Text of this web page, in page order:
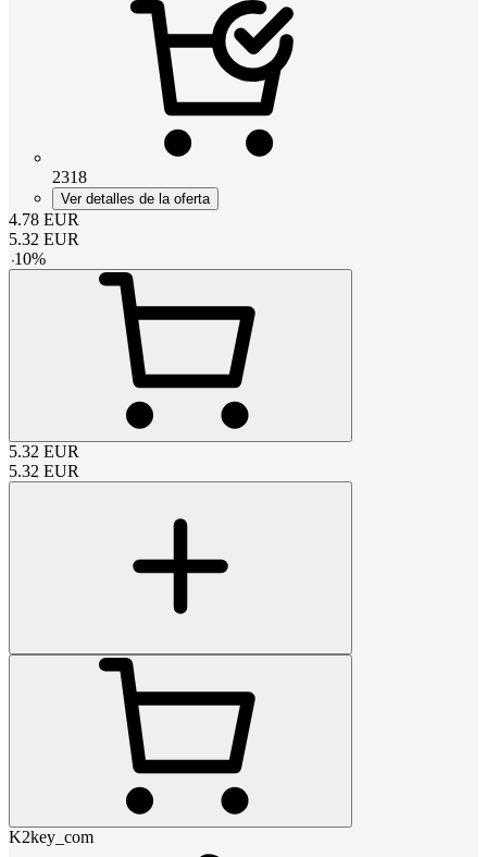
2318
Ver detalles de la oferta
4.78 EUR
5.32 EUR
-10%
5.32 EUR
5.32 EUR
K2key_com